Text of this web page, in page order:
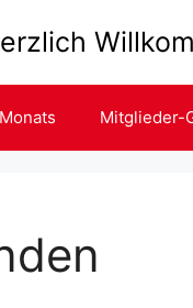
Mitglieder-